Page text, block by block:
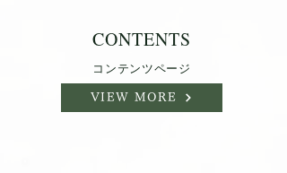
CONTENTS
コンテンツページ
VIEW MORE